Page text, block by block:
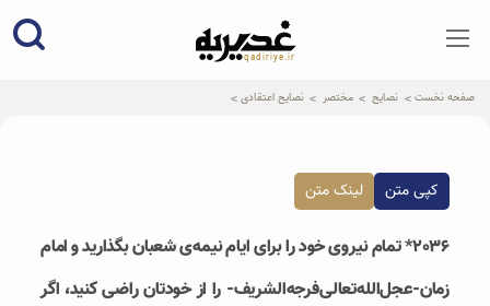
qadiriye.ir
نشریه ی غدیریه-بیانات استاد
صفحه نخست نصایح مختصر نصایح اعتقادی
کپی متن لینک متن
٢٠٣۶* تمام نیروی خود را برای ایام نیمه‌ی شعبان بگذارید و امام
زمان-عجل‌الله‌تعالی‌فرجه‌الشریف- را از خودتان راضی کنید، اگر